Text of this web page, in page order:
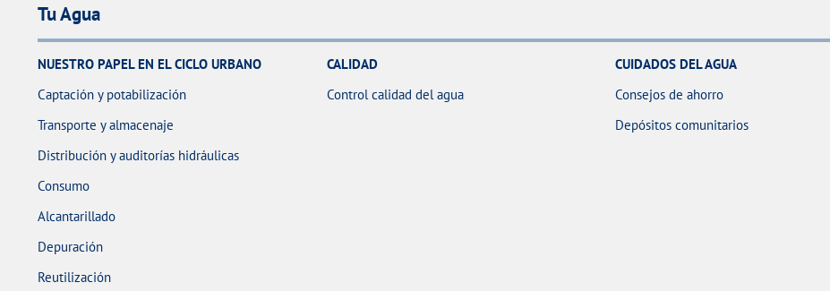
Tu Agua
NUESTRO PAPEL EN EL CICLO URBANO
Captación y potabilización
Transporte y almacenaje
Distribución y auditorías hidráulicas
Consumo
Alcantarillado
Depuración
Reutilización
CALIDAD
Control calidad del agua
CUIDADOS DEL AGUA
Consejos de ahorro
Depósitos comunitarios